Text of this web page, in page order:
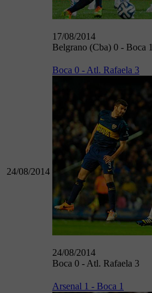
17/08/2014
Belgrano (Cba) 0 - Boca 1
24/08/2014
Boca 0 - Atl. Rafaela 3
24/08/2014
Boca 0 - Atl. Rafaela 3
Arsenal 1 - Boca 1